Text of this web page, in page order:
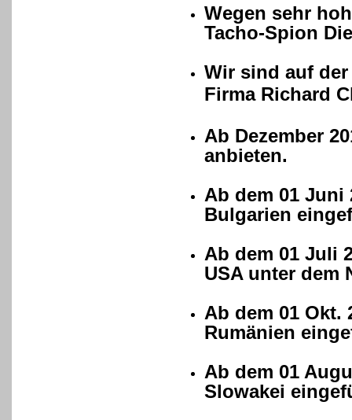
Wegen sehr
Tacho-Spion
Wir sind auf der
Firma Richard
Ab Dezember
anbieten.
Ab dem 01 Juni
Bulgarien
Ab dem 01 Juli
USA unter dem
Ab dem 01 Okt.
Rumänien
Ab dem 01
Slowakei